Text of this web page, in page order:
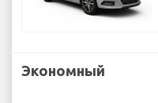
Экономный